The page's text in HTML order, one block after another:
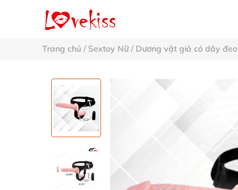
Trang chủ / Sextoy Nữ/ Dương vật giả có dây đeo